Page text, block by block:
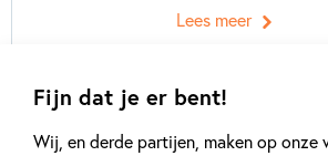
Fijn dat je er bent!
Wij, en derde partijen, maken op onze
Lees meer